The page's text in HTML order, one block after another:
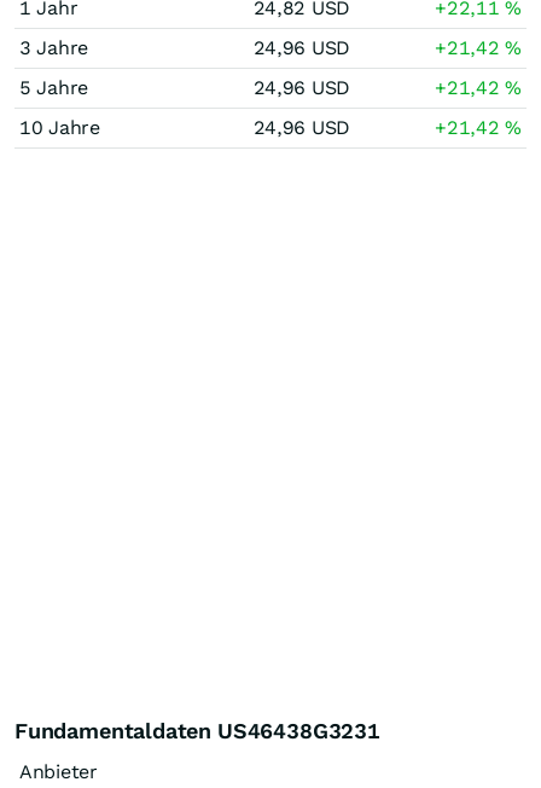
1 Jahr
24,82 USD +22,11%
3 Jahre
24,96 USD +21,42%
5 Jahre
24,96 USD +21,42%
10 Jahre
24,96 USD +21,42%
Fundamentaldaten US46438G3231
Anbieter